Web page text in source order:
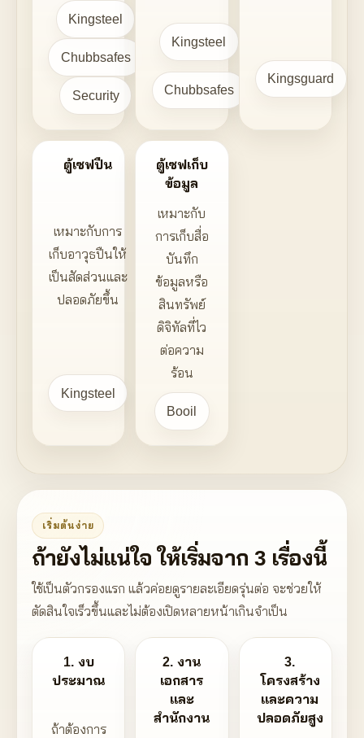
Kingsteel
Chubbsafes
Security
Kingsteel
Chubbsafes
Kingsguard
ตู้เซฟปืน
เหมาะกับการ
เก็บอาวุธปืนให้
เป็นสัดส่วนและ
ปลอดภัยขึ้น
Kingsteel
ตู้เซฟเก็บ
ข้อมูล
เหมาะกับ
การเก็บสื่อ
บันทึก
ข้อมูลหรือ
สินทรัพย์
ดิจิทัลที่ไว
ต่อความ
ร้อน
Booil
เริ่มต้นง่าย
ถ้ายังไม่แน่ใจ ให้เริ่มจาก 3 เรื่องนี้
ใช้เป็นตัวกรองแรก แล้วค่อยดูรายละเอียดรุ่นต่อ จะช่วยให้
ตัดสินใจเร็วขึ้นและไม่ต้องเปิดหลายหน้าเกินจำเป็น
1. งบ
ประมาณ
ถ้าต้องการ
2. งาน
เอกสาร
และ
สำนักงาน
3.
โครงสร้าง
และความ
ปลอดภัยสูง